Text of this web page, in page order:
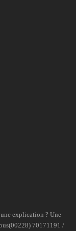
explication ? Une
70171191 /